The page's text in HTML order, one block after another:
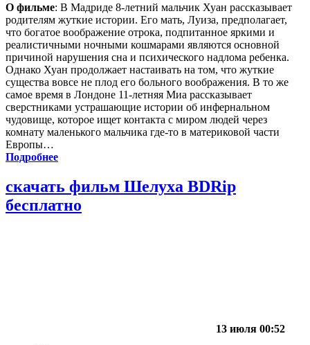
О фильме: В Мадриде 8-летний мальчик Хуан рассказывает
родителям жуткие истории. Его мать, Луиза, предполагает,
что богатое воображение отрока, подпитанное яркими и
реалистичными ночными кошмарами являются основной
причиной нарушения сна и психического надлома ребенка.
Однако Хуан продолжает настаивать на том, что жуткие
существа вовсе не плод его больного воображения. В то же
самое время в Лондоне 11-летняя Миа рассказывает
сверстниками устрашающие истории об инфернальном
чудовище, которое ищет контакта с миром людей через
комнату маленького мальчика где-то в материковой части
Европы…
Подробнее
скачать фильм Шелуха BDRip
бесплатно
13 июля 00:52